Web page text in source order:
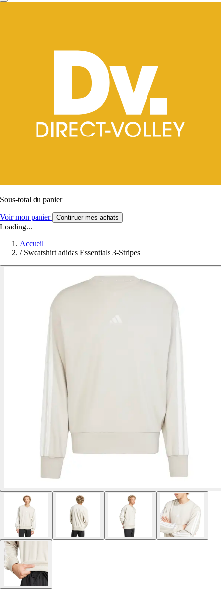
Sous-total du panier
Voir mon panier Continuer mes achats
Loading...
Accueil
/ Sweatshirt adidas Essentials 3-Stripes